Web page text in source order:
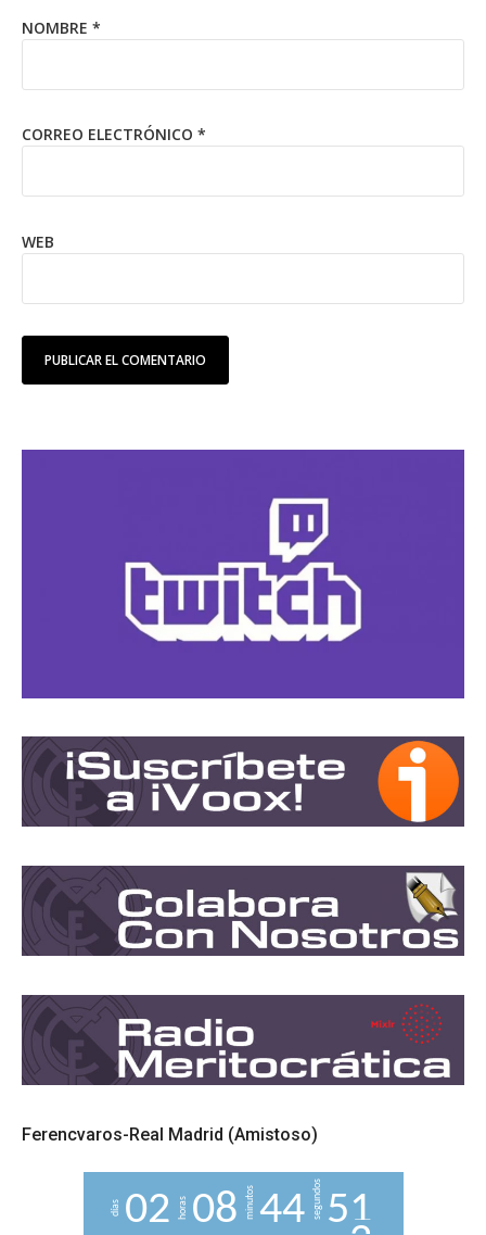
NOMBRE *
CORREO ELECTRÓNICO *
WEB
Ferencvaros-Real Madrid (Amistoso)
días 02 horas 08 minutos 44segundos51